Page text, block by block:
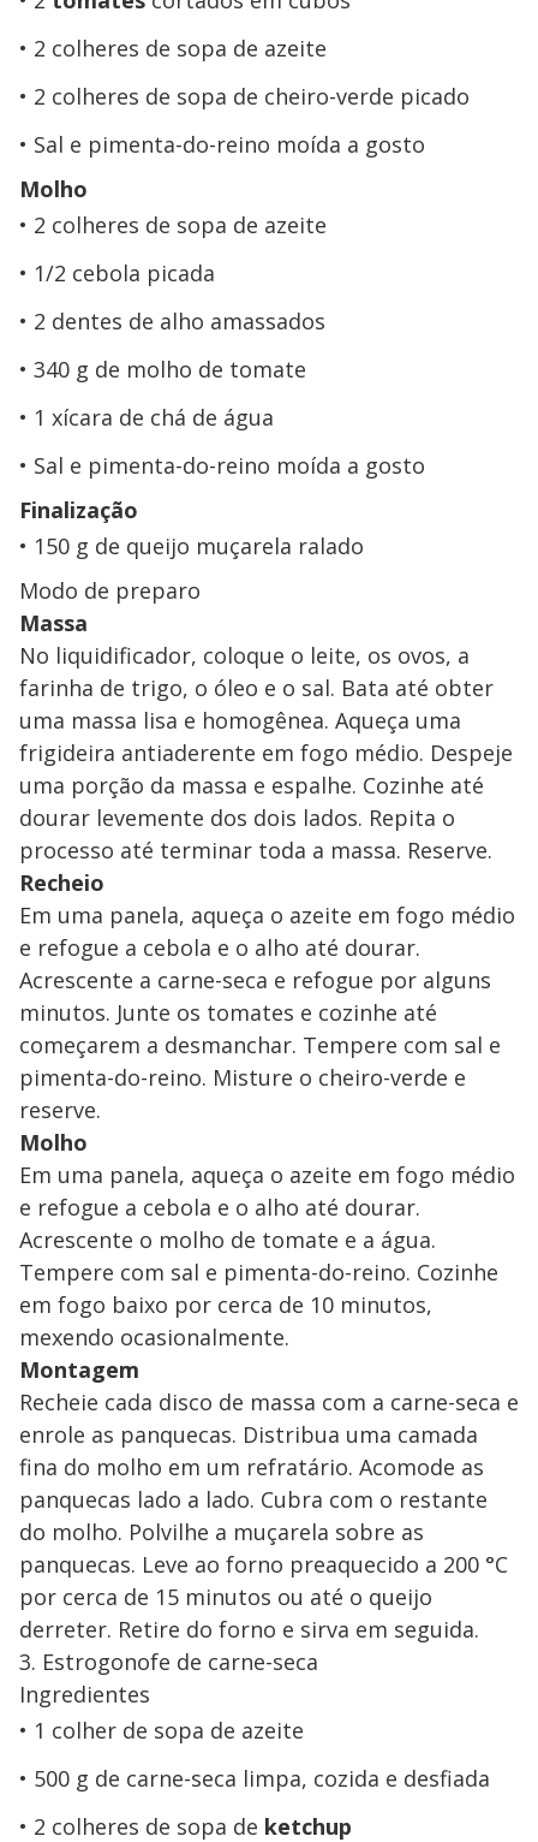
2 colheres de sopa de azeite
2 colheres de sopa de cheiro-verde picado
Sal e pimenta-do-reino moída a gosto
Molho
2 colheres de sopa de azeite
1/2 cebola picada
2 dentes de alho amassados
340 g de molho de tomate
1 xícara de chá de água
Sal e pimenta-do-reino moída a gosto
Finalização
150 g de queijo muçarela ralado
Modo de preparo
Massa
No liquidificador, coloque o leite, os ovos, a
farinha de trigo, o óleo e o sal. Bata até obter
uma massa lisa e homogênea. Aqueça uma
frigideira antiaderente em fogo médio. Despeje
uma porção da massa e espalhe. Cozinhe até
dourar levemente dos dois lados. Repita o
processo até terminar toda a massa. Reserve.
Recheio
Em uma panela, aqueça o azeite em fogo médio
e refogue a cebola e o alho até dourar.
Acrescente a carne-seca e refogue por alguns
minutos. Junte os tomates e cozinhe até
começarem a desmanchar. Tempere com sal e
pimenta-do-reino. Misture o cheiro-verde e
reserve.
Molho
Em uma panela, aqueça o azeite em fogo médio
e refogue a cebola e o alho até dourar.
Acrescente o molho de tomate e a água.
Tempere com sal e pimenta-do-reino. Cozinhe
em fogo baixo por cerca de 10 minutos,
mexendo ocasionalmente.
Montagem
Recheie cada disco de massa com a carne-seca e
enrole as panquecas. Distribua uma camada
fina do molho em um refratário. Acomode as
panquecas lado a lado. Cubra com o restante
do molho. Polvilhe a muçarela sobre as
panquecas. Leve ao forno preaquecido a 200 °C
por cerca de 15 minutos ou até o queijo
derreter. Retire do forno e sirva em seguida.
3. Estrogonofe de carne-seca
Ingredientes
1 colher de sopa de azeite
500 g de carne-seca limpa, cozida e desfiada
2 colheres de sopa de ketchup